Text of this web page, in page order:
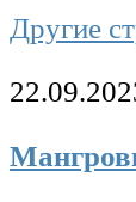
Другие